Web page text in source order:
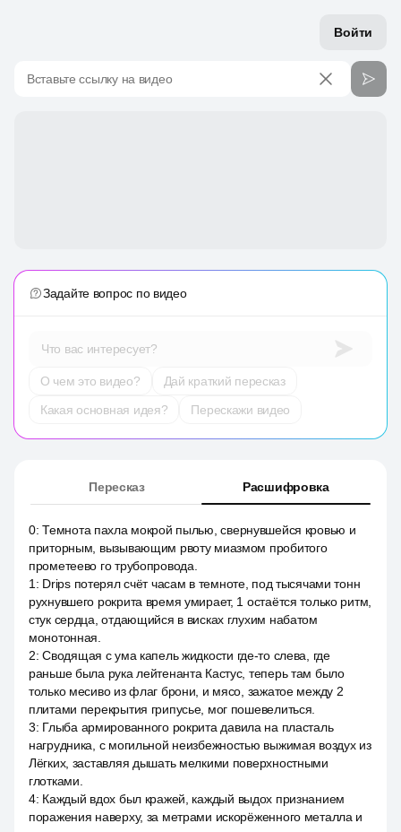
Войти
Вставьте ссылку на видео
Задайте вопрос по видео
Что вас интересует?
О чем это видео?
Дай краткий пересказ
Какая основная идея?
Перескажи видео
Пересказ Расшифровка
0:Темнота пахла мокрой пылью, свернувшейся кровью и
приторным, вызывающим рвоту миазмом пробитого
прометеево го трубопровода.
1 : Drips потерял счёт часам в темноте, под тысячами тонн
рухнувшего рокрита время умирает, 1 остаётся только ритм,
стук сердца, отдающийся в висках глухим набатом
монотонная.
2:Сводящая с ума капель жидкости где-то слева, где
раньше была рука лейтенанта Кастус, теперь там было
только месиво из флаг брони, и мясо, зажатое между 2
плитами перекрытия грипусье, мог пошевелиться.
3: Глыба армированного рокрита давила на пласталь
нагрудника, с могильной неизбежностью выжимая воздух из
Лёгких, заставляя дышать мелкими поверхностными
глотками.
4: Каждый вдох был кражей, каждый выдох признанием
поражения наверху, за метрами искорёженного металла и